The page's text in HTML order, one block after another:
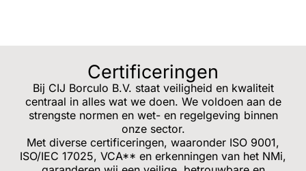
Certificeringen
Bij CIJ Borculo B.V. staat veiligheid en kwaliteit
centraal in alles wat we doen. We voldoen aan de
strengste normen en wet- en regelgeving binnen
onze sector.
Met diverse certificeringen, waaronder ISO 9001,
ISO/IEC 17025, VCA** en erkenningen van het NMi,